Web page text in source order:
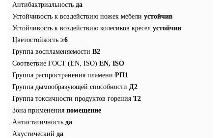
Антибактриальность да
Устойчивость к воздействию ножек мебели устойчив
Устойчивость к воздействию колесиков кресел устойчив
Цветостойкость ≥6
Группа воспламеняемости В2
Соответвие ГОСТ (EN, ISO) EN, ISO
Группа распространения пламени РП1
Группа дымообразующей способности Д2
Группа токсичности продуктов горения Т2
Зона применения помещение
Антистачичность да
Акустический да